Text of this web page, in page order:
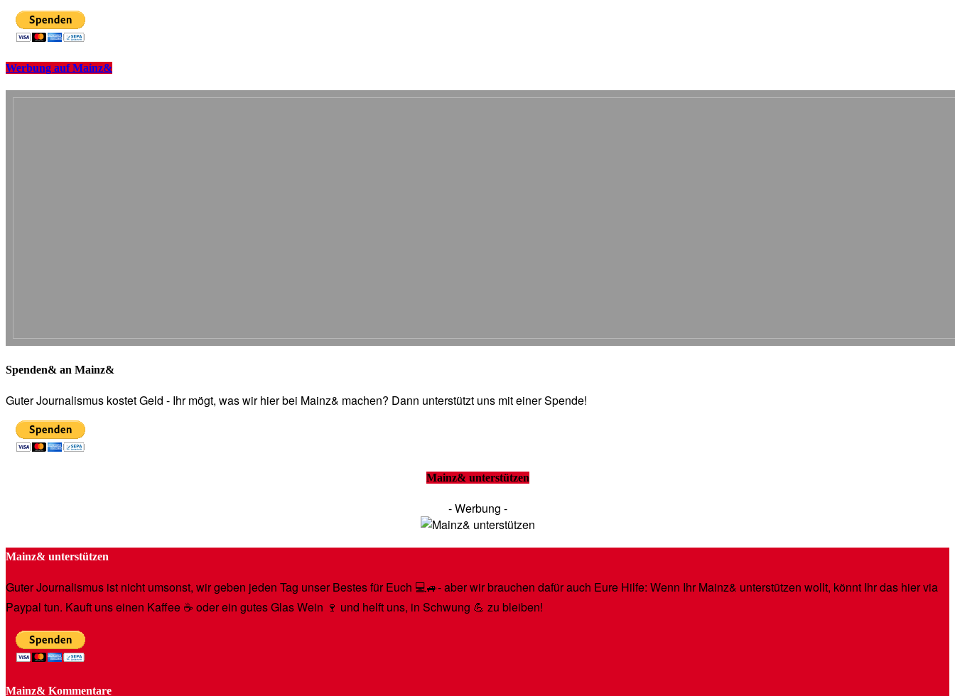
Werbung auf Mainz&
Spenden& an Mainz&
Guter Journalismus kostet Geld - Ihr mögt, was wir hier bei Mainz& machen? Dann unterstützt uns mit einer Spende!
Mainz& unterstützen
- Werbung -
Mainz& unterstützen
Guter Journalismus ist nicht umsonst, wir geben jeden Tag unser Bestes für Euch 💻🚙- aber wir brauchen dafür auch Eure Hilfe: Wenn Ihr Mainz& unterstützen wollt, könnt Ihr das hier via
Paypal tun. Kauft uns einen Kaffee ☕️ oder ein gutes Glas Wein 🍷 und helft uns, in Schwung 💪 zu bleiben!
Mainz& Kommentare